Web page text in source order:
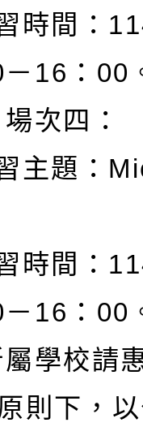
：
－16：00
四：
：
：
－16：00
學校請
則下，